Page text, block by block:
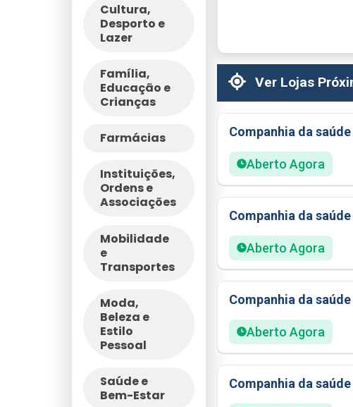
Cultura,
Desporto e
Lazer
Família,
Educação e
Crianças
Farmácias
Instituições,
Ordens e
Associações
Mobilidade
e
Transportes
Moda,
Beleza e
Estilo
Pessoal
Saúde e
Bem-Estar
Ver Lojas
Companhia da
Aberto Agora
Companhia da
Aberto Agora
Companhia da
Aberto Agora
Companhia da